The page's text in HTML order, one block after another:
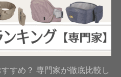
すめ？ 専門家が徹底比較し